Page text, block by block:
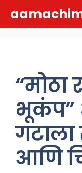
“मोठा
भूकंप”
गटाला
आणि